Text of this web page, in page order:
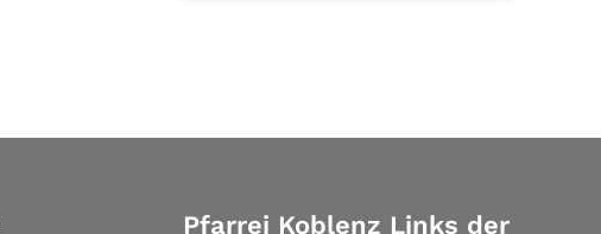
Pfarrei Koblenz Links der